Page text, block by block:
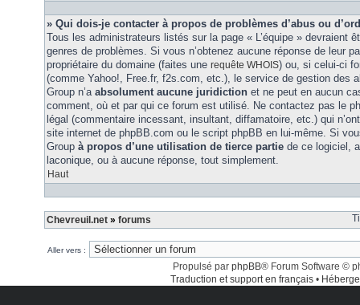
» Qui dois-je contacter à propos de problèmes d’abus ou
Tous les administrateurs listés sur la page « L’équipe » devraient
genres de problèmes. Si vous n’obtenez aucune réponse de leur
propriétaire du domaine (faites une requête WHOIS) ou, si celui-ci
(comme Yahoo!, Free.fr, f2s.com, etc.), le service de gestion des
Group n’a absolument aucune juridiction et ne peut en aucun
comment, où et par qui ce forum est utilisé. Ne contactez pas le
légal (commentaire incessant, insultant, diffamatoire, etc.) qui
site internet de phpBB.com ou le script phpBB en lui-même. Si
Group à propos d’une utilisation de tierce partie de ce logiciel,
laconique, ou à aucune réponse, tout simplement.
Haut
Chevreuil.net » forums
Aller vers :
Propulsé par phpBB® Forum Software ©
Traduction et support en français •